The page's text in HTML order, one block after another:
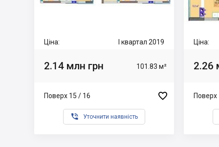
Ціна: I квартал 2019
2.14 млн грн 101.83 м²
Поверх 15 / 16 
 Уточнити наявність
Ціна:
2.26
Поверх